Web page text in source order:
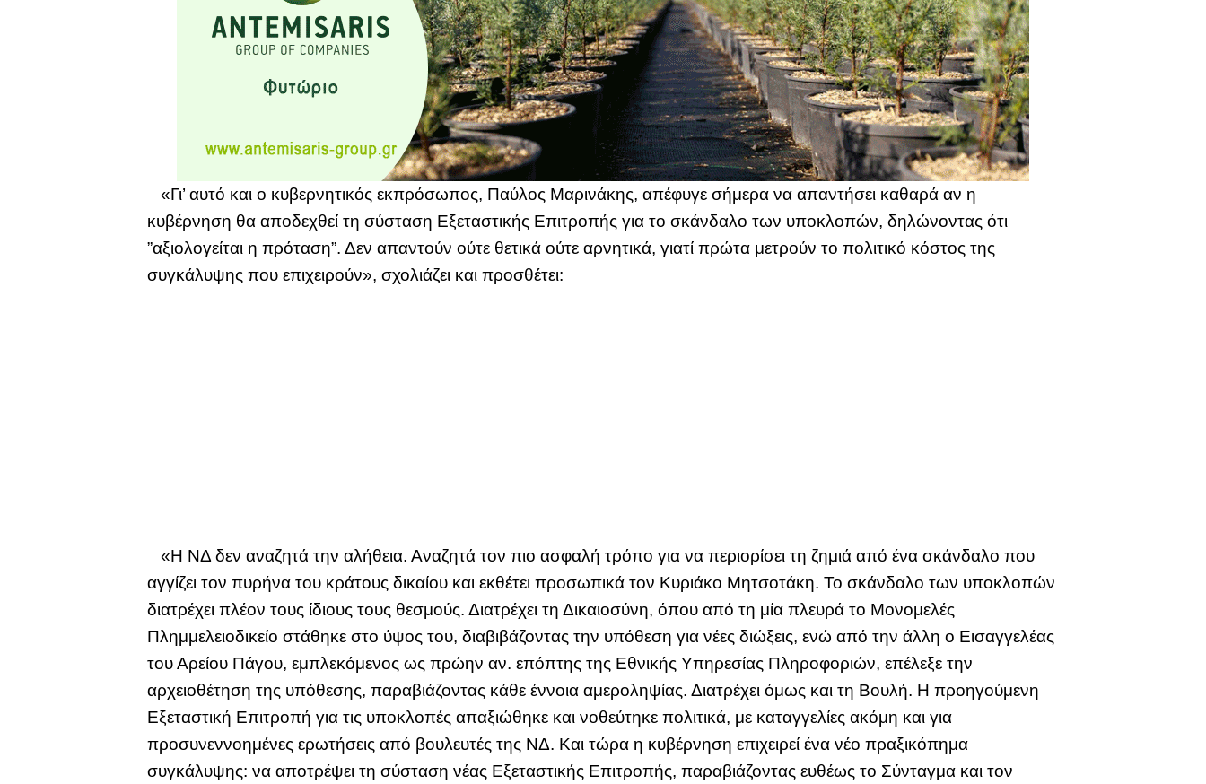
«Γι’ αυτό και ο κυβερνητικός εκπρόσωπος, Παύλος Μαρινάκης, απέφυγε σήμερα να απαντήσει καθαρά αν η
κυβέρνηση θα αποδεχθεί τη σύσταση Εξεταστικής Επιτροπής για το σκάνδαλο των υποκλοπών, δηλώνοντας ότι
”αξιολογείται η πρόταση”. Δεν απαντούν ούτε θετικά ούτε αρνητικά, γιατί πρώτα μετρούν το πολιτικό κόστος της
συγκάλυψης που επιχειρούν», σχολιάζει και προσθέτει:
«Η ΝΔ δεν αναζητά την αλήθεια. Αναζητά τον πιο ασφαλή τρόπο για να περιορίσει τη ζημιά από ένα σκάνδαλο που
αγγίζει τον πυρήνα του κράτους δικαίου και εκθέτει προσωπικά τον Κυριάκο Μητσοτάκη. Το σκάνδαλο των υποκλοπών
διατρέχει πλέον τους ίδιους τους θεσμούς. Διατρέχει τη Δικαιοσύνη, όπου από τη μία πλευρά το Μονομελές
Πλημμελειοδικείο στάθηκε στο ύψος του, διαβιβάζοντας την υπόθεση για νέες διώξεις, ενώ από την άλλη ο Εισαγγελέας
του Αρείου Πάγου, εμπλεκόμενος ως πρώην αν. επόπτης της Εθνικής Υπηρεσίας Πληροφοριών, επέλεξε την
αρχειοθέτηση της υπόθεσης, παραβιάζοντας κάθε έννοια αμεροληψίας. Διατρέχει όμως και τη Βουλή. Η προηγούμενη
Εξεταστική Επιτροπή για τις υποκλοπές απαξιώθηκε και νοθεύτηκε πολιτικά, με καταγγελίες ακόμη και για
προσυνεννοημένες ερωτήσεις από βουλευτές της ΝΔ. Και τώρα η κυβέρνηση επιχειρεί ένα νέο πραξικόπημα
συγκάλυψης: να αποτρέψει τη σύσταση νέας Εξεταστικής Επιτροπής, παραβιάζοντας ευθέως το Σύνταγμα και τον